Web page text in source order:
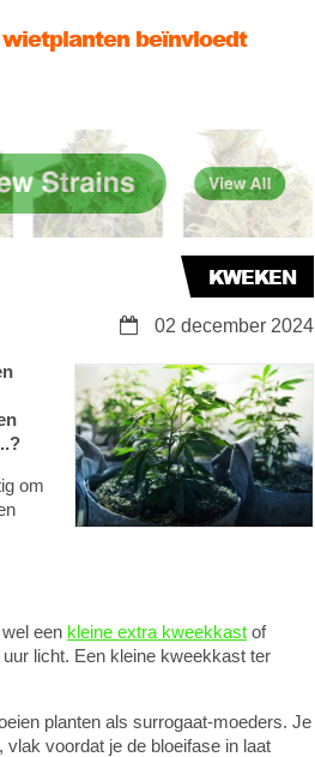
Hoe worden ze
beïnvloedt
KWEKEN
02 december 2024
om
een kleine extra kweekkast of
licht. Een kleine kweekkast ter
planten als surrogaat-moeders. Je
voordat je de bloeifase in laat